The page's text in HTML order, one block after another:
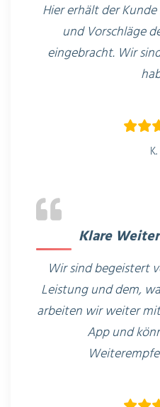
Hier erhält der
und Vorschläge
eingebracht. Wir
Klare
Wir sind begeistert
Leistung und dem,
arbeiten wir weiter
App und